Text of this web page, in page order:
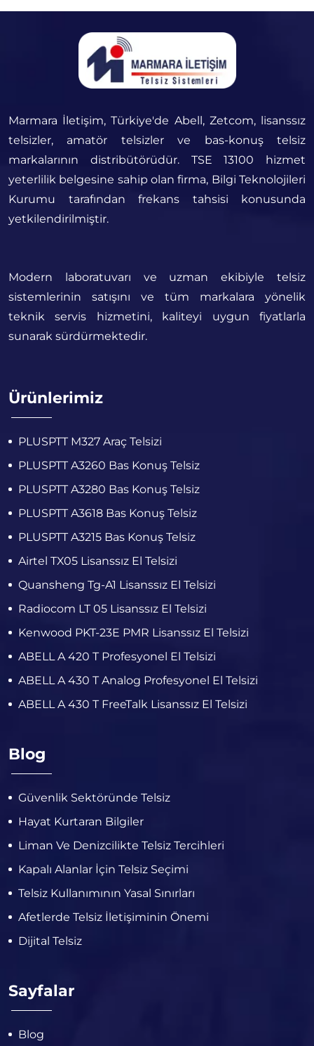
Marmara İletişim, Türkiye'de Abell, Zetcom, lisanssız
telsizler, amatör telsizler ve bas-konuş telsiz
markalarının distribütörüdür. TSE 13100 hizmet
yeterlilik belgesine sahip olan firma, Bilgi Teknolojileri
Kurumu tarafından frekans tahsisi konusunda
yetkilendirilmiştir.
Modern laboratuvarı ve uzman ekibiyle telsiz
sistemlerinin satışını ve tüm markalara yönelik
teknik servis hizmetini, kaliteyi uygun fiyatlarla
sunarak sürdürmektedir.
Ürünlerimiz
PLUSPTT M327 Araç Telsizi
PLUSPTT A3260 Bas Konuş Telsiz
PLUSPTT A3280 Bas Konuş Telsiz
PLUSPTT A3618 Bas Konuş Telsiz
PLUSPTT A3215 Bas Konuş Telsiz
Airtel TX05 Lisanssız El Telsizi
Quansheng Tg-A1 Lisanssız El Telsizi
Radiocom LT 05 Lisanssız El Telsizi
Kenwood PKT-23E PMR Lisanssız El Telsizi
ABELL A 420 T Profesyonel El Telsizi
ABELL A 430 T Analog Profesyonel El Telsizi
ABELL A 430 T FreeTalk Lisanssız El Telsizi
Blog
Güvenlik Sektöründe Telsiz
Hayat Kurtaran Bilgiler
Liman Ve Denizcilikte Telsiz Tercihleri
Kapalı Alanlar İçin Telsiz Seçimi
Telsiz Kullanımının Yasal Sınırları
Afetlerde Telsiz İletişiminin Önemi
Dijital Telsiz
Sayfalar
Blog